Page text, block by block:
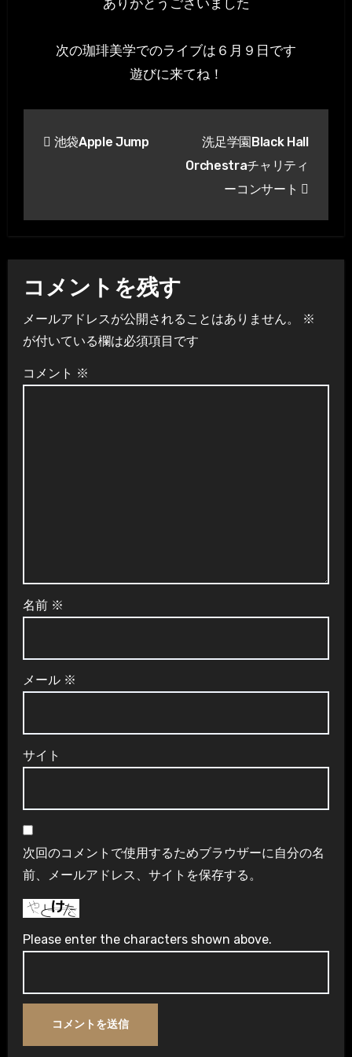
ありがとうございました
次の珈琲美学でのライブは６月９日です
遊びに来てね！
ビ
ゲ
ー
シ
ョ
ン
池袋Apple Jump
洗足学園Black Hall
Orchestraチャリティ
ーコンサート
コメントを残す
メールアドレスが公開されることはありません。
※
が付いている欄は必須項目です
コメント ※
名前 ※
メール ※
サイト
次回のコメントで使用するためブラウザーに自分の名
前、メールアドレス、サイトを保存する。
Please enter the characters shown above.